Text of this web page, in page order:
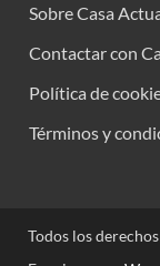
Sobre Casa
Contactar con
Política de
Términos y
Todos los